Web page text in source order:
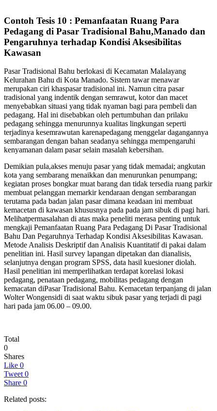
Contoh Tesis 10 : Pemanfaatan Ruang Para
Pedagang di Pasar Tradisional Bahu,Manado dan
Pengaruhnya terhadap Kondisi Aksesibilitas
Kawasan
Pasar Tradisional Bahu berlokasi di Kecamatan Malalayang
Kelurahan Bahu di Kota Manado. Sistem tawar menawar
merupakan ciri khaspasar tradisional ini. Namun citra pasar
tradisional yang indentik dengan semrawut, kotor dan macet
menyebabkan situasi yang tidak nyaman bagi para pembeli dan
pedagang. Hal ini disebabkan oleh pertumbuhan dan prilaku
pedagang sehingga menurunnya kualitas lingkungan seperti
terjadinya kesemrawutan karenapedagang menggelar dagangannya
sembarangan dengan bahan seadanya sehingga mempengaruhi
kenyamanan dalam pasar selain masalah kebersihan.
Demikian pula,akses menuju pasar yang tidak memadai; angkutan
kota yang sembarang menaikkan dan menurunkan penumpang;
kegiatan proses bongkar muat barang dan tidak tersedia ruang parkir
membuat pelanggan memarkir kendaraan dengan sembarangan
terutama pada badan jalan pasar dimana keadaan ini membuat
kemacetan di kawasan khususnya pada pada jam sibuk di pagi hari.
Melihatpermasalahan di atas maka peneliti merasa penting untuk
mengkaji Pemanfaatan Ruang Para Pedagang Di Pasar Tradisional
Bahu Dan Pegaruhnya Terhadap Kondisi Aksesibilitas Kawasan.
Metode Analisis Deskriptif dan Analisis Kuantitatif di pakai dalam
penelitian ini. Hasil survey lapangan dipetakan dan dianalisis,
selanjutnya dengan program SPSS, data hasil kuesioner diolah.
Hasil penelitian ini memperlihatkan terdapat korelasi lokasi
pedagang, penataan pedagang, mobilitas pedagang dengan
kemacatan diPasar Tradisional Bahu. Kemacetan terpanjang di jalan
Wolter Wongensidi di saat waktu sibuk pasar yang terjadi di pagi
hari pada jam 06.00 – 09.00.
Total
0
Shares
Like 0
Tweet 0
Share 0
Related posts: